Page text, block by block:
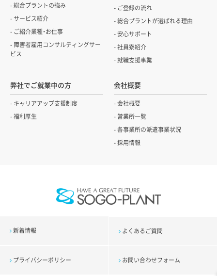
総合プラントの強み
サービス紹介
ご紹介業種・お仕事
障害者雇用コンサルティングサー
ビス
ご登録の流れ
総合プラントが選ばれる理由
安心サポート
社員寮紹介
就職支援事業
弊社でご就業中の方
キャリアアップ支援制度
福利厚生
会社概要
会社概要
営業所一覧
各事業所の派遣事業状況
採用情報
新着情報 よくあるご質問
プライバシーポリシー お問い合わせフォーム